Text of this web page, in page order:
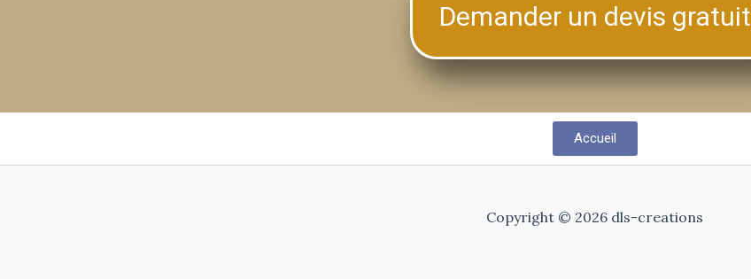
Demander un devis gratuit
Accueil
Copyright © 2026 dls-creations